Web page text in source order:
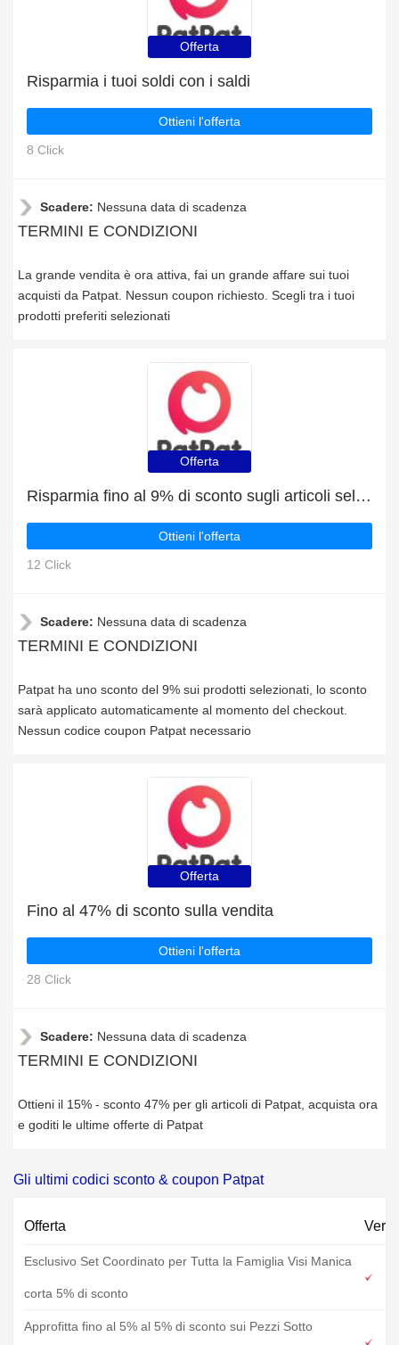
Offerta
Risparmia i tuoi soldi con i saldi
Ottieni l'offerta
8 Click
Scadere: Nessuna data di scadenza
TERMINI E CONDIZIONI
La grande vendita è ora attiva, fai un grande affare sui tuoi
acquisti da Patpat. Nessun coupon richiesto. Scegli tra i tuoi
prodotti preferiti selezionati
Offerta
Risparmia fino al 9% di sconto sugli articoli selezionati
Ottieni l'offerta
12 Click
Scadere: Nessuna data di scadenza
TERMINI E CONDIZIONI
Patpat ha uno sconto del 9% sui prodotti selezionati, lo sconto
sarà applicato automaticamente al momento del checkout.
Nessun codice coupon Patpat necessario
Offerta
Fino al 47% di sconto sulla vendita
Ottieni l'offerta
28 Click
Scadere: Nessuna data di scadenza
TERMINI E CONDIZIONI
Ottieni il 15% - sconto 47% per gli articoli di Patpat, acquista ora
e goditi le ultime offerte di Patpat
Gli ultimi codici sconto & coupon Patpat
Offerta
Esclusivo Set Coordinato per Tutta la Famiglia Visi Manica
corta 5% di sconto
Approfitta fino al 5% al 5% di sconto sui Pezzi Sotto